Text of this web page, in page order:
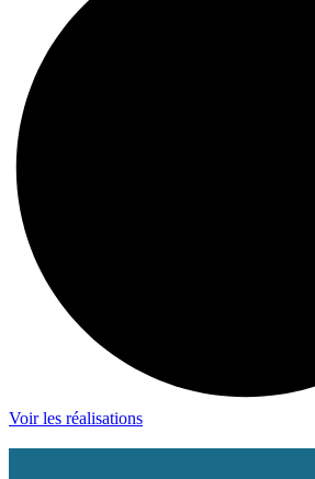
Voir les réalisations